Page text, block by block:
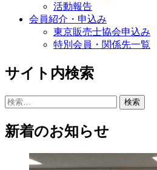
活動報告
会員紹介・申込み
東京販売士協会申込み
特別会員・関係先一覧
サイト内検索
検
新着のお知らせ